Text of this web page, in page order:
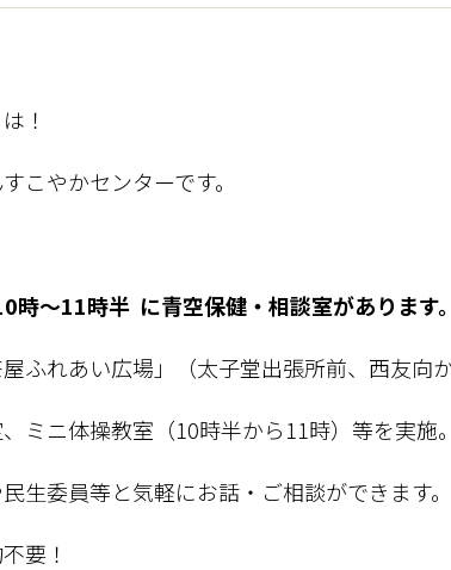
！
こやかセンターです。
時～11時半 に青空保健・相談室があります。
ふれあい広場」（太子堂出張所前、西友向か
ミニ体操教室（10時半から11時） 等を実施。
員等と気軽にお話・ご相談ができます。
要！